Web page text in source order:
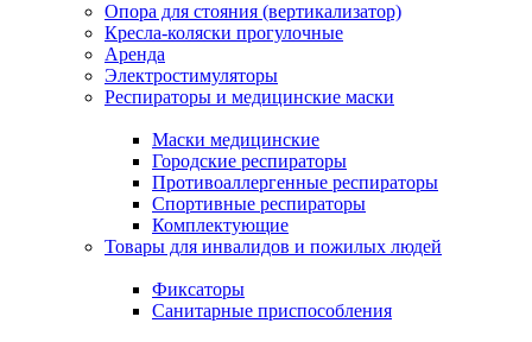
Опора для стояния (вертикализатор)
Кресла-коляски прогулочные
Аренда
Электростимуляторы
Респираторы и медицинские маски
Маски медицинские
Городские респираторы
Противоаллергенные респираторы
Спортивные респираторы
Комплектующие
Товары для инвалидов и пожилых людей
Фиксаторы
Санитарные приспособления